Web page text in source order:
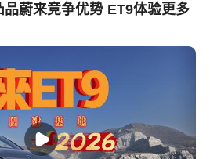
蔚来竞争优势 ET9体验更多